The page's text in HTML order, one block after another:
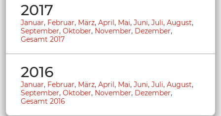
2017
Januar, Februar, März, April, Mai, Juni, Juli, August,
September, Oktober, November, Dezember,
Gesamt 2017
2016
Januar, Februar, März, April, Mai, Juni, Juli, August,
September, Oktober, November, Dezember,
Gesamt 2016